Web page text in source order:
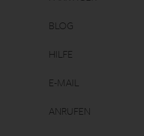
BLOG
HILFE
E-MAIL
ANRUFEN